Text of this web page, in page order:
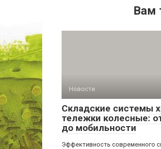
Вам
Новости
Складские системы
тележки колесные:
до мобильности
Эффективность современного